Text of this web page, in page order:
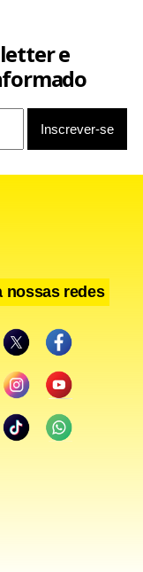
na unidade 12 mil
indústria
também
por
renovar uma
em novas
e
nossas redes